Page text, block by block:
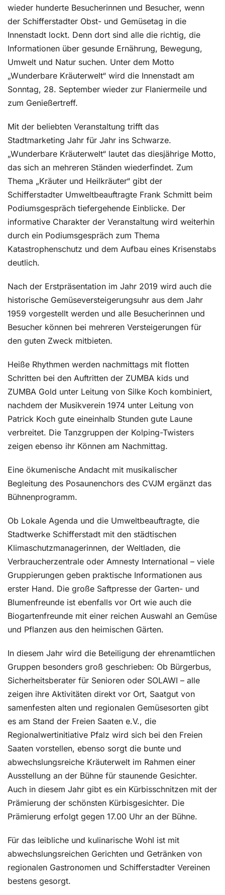
wieder hunderte Besucherinnen und Besucher, wenn
der Schifferstadter Obst- und Gemüsetag in die
Innenstadt lockt. Denn dort sind alle die richtig, die
Informationen über gesunde Ernährung, Bewegung,
Umwelt und Natur suchen. Unter dem Motto
„Wunderbare Kräuterwelt“ wird die Innenstadt am
Sonntag, 28. September wieder zur Flaniermeile und
zum Genießertreff.
Mit der beliebten Veranstaltung trifft das
Stadtmarketing Jahr für Jahr ins Schwarze.
„Wunderbare Kräuterwelt“ lautet das diesjährige Motto,
das sich an mehreren Ständen wiederfindet. Zum
Thema „Kräuter und Heilkräuter“ gibt der
Schifferstadter Umweltbeauftragte Frank Schmitt beim
Podiumsgespräch tiefergehende Einblicke. Der
informative Charakter der Veranstaltung wird weiterhin
durch ein Podiumsgespräch zum Thema
Katastrophenschutz und dem Aufbau eines Krisenstabs
deutlich.
Nach der Erstpräsentation im Jahr 2019 wird auch die
historische Gemüseversteigerungsuhr aus dem Jahr
1959 vorgestellt werden und alle Besucherinnen und
Besucher können bei mehreren Versteigerungen für
den guten Zweck mitbieten.
Heiße Rhythmen werden nachmittags mit flotten
Schritten bei den Auftritten der ZUMBA kids und
ZUMBA Gold unter Leitung von Silke Koch kombiniert,
nachdem der Musikverein 1974 unter Leitung von
Patrick Koch gute eineinhalb Stunden gute Laune
verbreitet. Die Tanzgruppen der Kolping-Twisters
zeigen ebenso ihr Können am Nachmittag.
Eine ökumenische Andacht mit musikalischer
Begleitung des Posaunenchors des CVJM ergänzt das
Bühnenprogramm.
Ob Lokale Agenda und die Umweltbeauftragte, die
Stadtwerke Schifferstadt mit den städtischen
Klimaschutzmanagerinnen, der Weltladen, die
Verbraucherzentrale oder Amnesty International – viele
Gruppierungen geben praktische Informationen aus
erster Hand. Die große Saftpresse der Garten- und
Blumenfreunde ist ebenfalls vor Ort wie auch die
Biogartenfreunde mit einer reichen Auswahl an Gemüse
und Pflanzen aus den heimischen Gärten.
In diesem Jahr wird die Beteiligung der ehrenamtlichen
Gruppen besonders groß geschrieben: Ob Bürgerbus,
Sicherheitsberater für Senioren oder SOLAWI – alle
zeigen ihre Aktivitäten direkt vor Ort, Saatgut von
samenfesten alten und regionalen Gemüsesorten gibt
es am Stand der Freien Saaten e.V., die
Regionalwertinitiative Pfalz wird sich bei den Freien
Saaten vorstellen, ebenso sorgt die bunte und
abwechslungsreiche Kräuterwelt im Rahmen einer
Ausstellung an der Bühne für staunende Gesichter.
Auch in diesem Jahr gibt es ein Kürbisschnitzen mit der
Prämierung der schönsten Kürbisgesichter. Die
Prämierung erfolgt gegen 17.00 Uhr an der Bühne.
Für das leibliche und kulinarische Wohl ist mit
abwechslungsreichen Gerichten und Getränken von
regionalen Gastronomen und Schifferstadter Vereinen
bestens gesorgt.